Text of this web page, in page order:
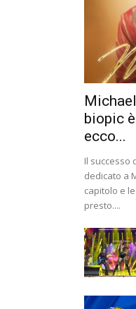
biopic
ecco...
Il successo
dedicato a
capitolo e
presto....